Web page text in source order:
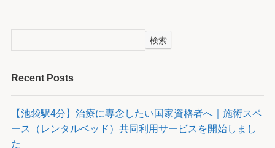
検索
Recent Posts
【池袋駅4分】治療に専念したい国家資格者へ｜施術スペ
ース（レンタルベッド）共同利用サービスを開始しまし
た